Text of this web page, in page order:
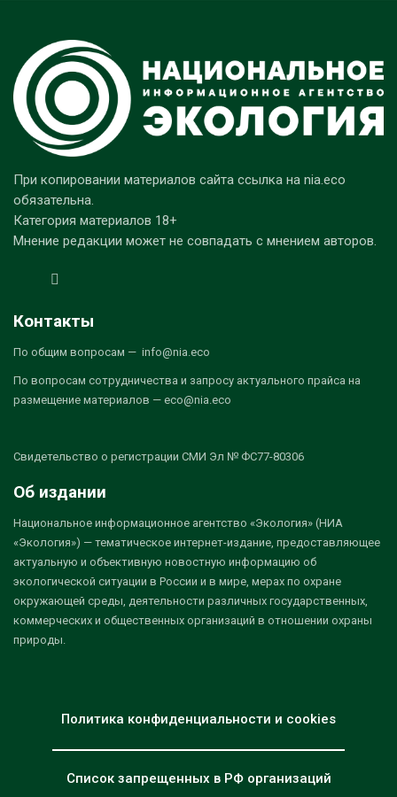
При копировании материалов сайта ссылка на nia.eco
обязательна.
Категория материалов 18+
Мнение редакции может не совпадать с мнением авторов.
Контакты
По общим вопросам — info@nia.eco
По вопросам сотрудничества и запросу актуального прайса на
размещение материалов — eco@nia.eco
Свидетельство о регистрации СМИ Эл № ФС77-80306
Об издании
Национальное информационное агентство «Экология» (НИА
«Экология») — тематическое интернет-издание, предоставляющее
актуальную и объективную новостную информацию об
экологической ситуации в России и в мире, мерах по охране
окружающей среды, деятельности различных государственных,
коммерческих и общественных организаций в отношении охраны
природы.
Политика конфиденциальности и cookies
Список запрещенных в РФ организаций